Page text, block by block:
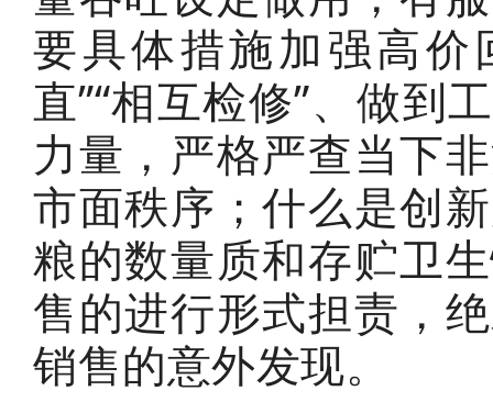
要具体措施加强高价
直”“相互检修”、做到
力量，严格严查当下
市面秩序；什么是创
粮的数量质和存贮卫
售的进行形式担责，
销售的意外发现。